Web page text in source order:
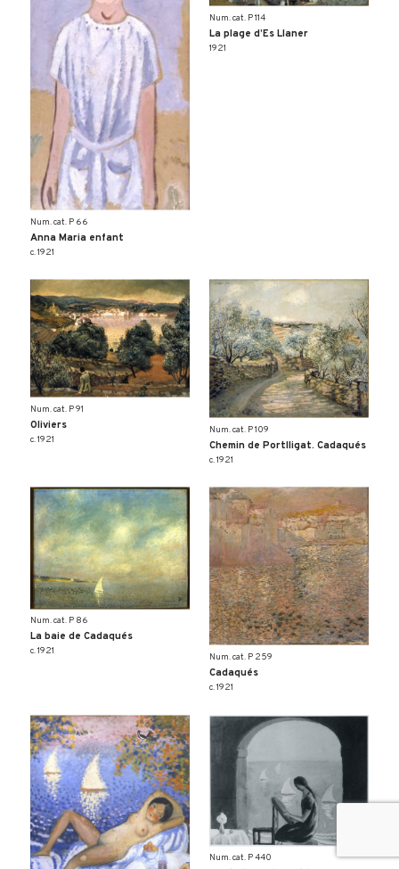
Num. cat. P 66
Anna Maria enfant
c. 1921
Num. cat. P 114
La plage d’Es Llaner
1921
Num. cat. P 91
Oliviers
c. 1921
Num. cat. P 109
Chemin de Portlligat. Cadaqués
c. 1921
Num. cat. P 86
La baie de Cadaqués
c. 1921
Num. cat. P 259
Cadaqués
c. 1921
Num. cat. P 440